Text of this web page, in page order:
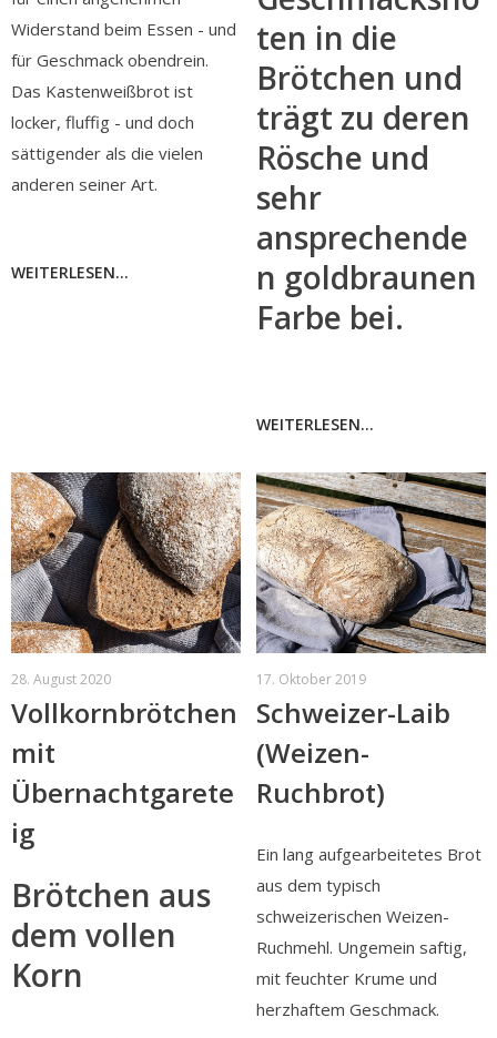
Widerstand beim Essen - und
für Geschmack obendrein.
Das Kastenweißbrot ist
locker, fluffig - und doch
sättigender als die vielen
anderen seiner Art.
WEITERLESEN...
ten in die
Brötchen und
trägt zu deren
Rösche und
sehr
ansprechende
n goldbraunen
Farbe bei.
WEITERLESEN...
28. August 2020
Vollkornbrötchen
mit
Übernachtgarete
ig
Brötchen aus
dem vollen
Korn
17. Oktober 2019
Schweizer-Laib
(Weizen-
Ruchbrot)
Ein lang aufgearbeitetes Brot
aus dem typisch
schweizerischen Weizen-
Ruchmehl. Ungemein saftig,
mit feuchter Krume und
herzhaftem Geschmack.